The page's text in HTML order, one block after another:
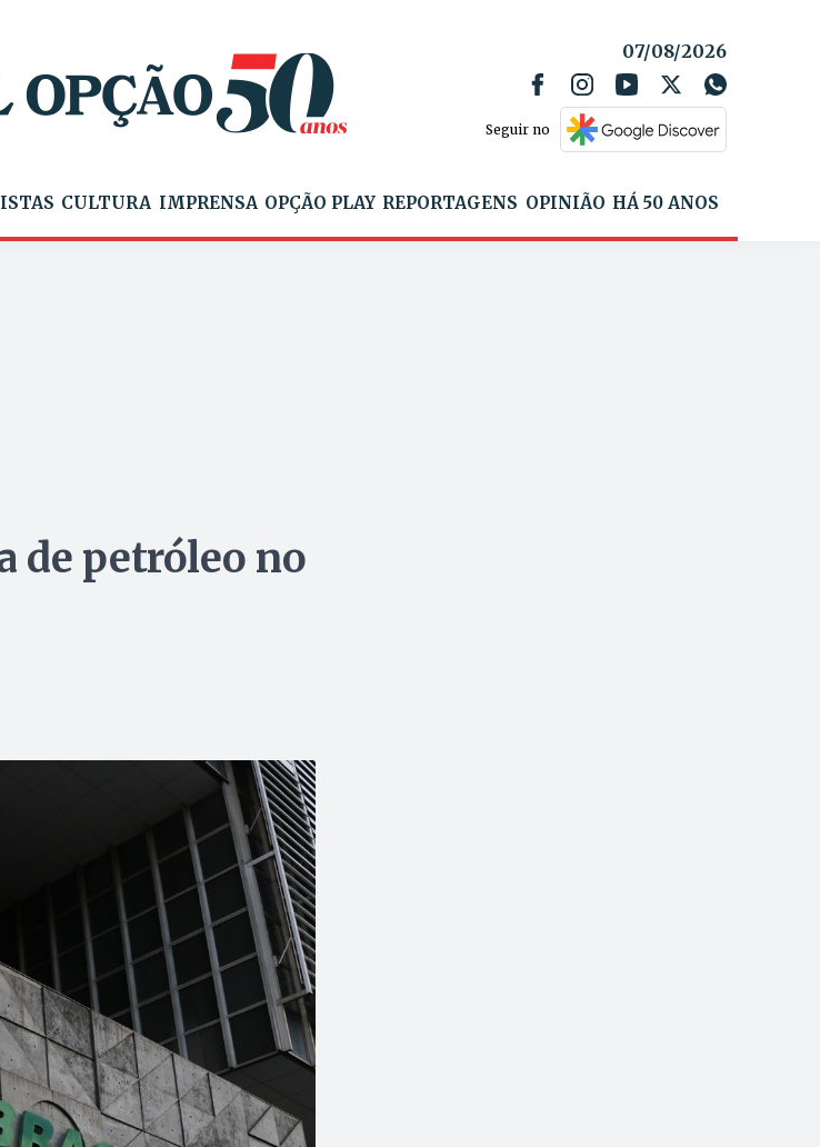
07/08/2026
Seguir no
CULTURA IMPRENSA OPÇÃO PLAY REPORTAGENS OPINIÃO HÁ 50 ANOS
de petróleo no